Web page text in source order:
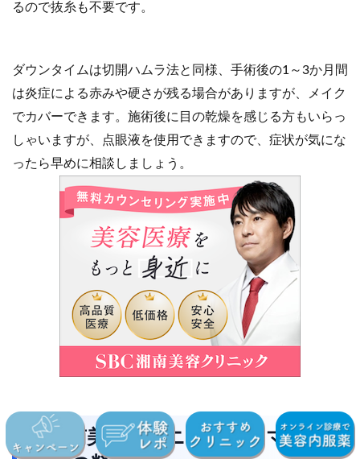
るので抜糸も不要です。
ダウンタイムは切開ハムラ法と同様、手術後の1～3か月間
は炎症による赤みや硬さが残る場合がありますが、メイク
でカバーできます。施術後に目の乾燥を感じる方もいらっ
しゃいますが、点眼液を使用できますので、症状が気にな
ったら早めに相談しましょう。
5.湘南美容クリニックのクマ取り